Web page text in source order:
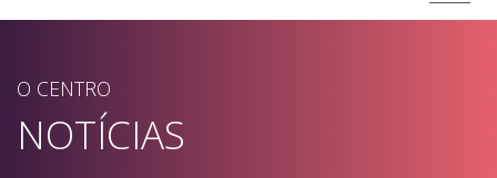
O CENTRO
NOTÍCIAS